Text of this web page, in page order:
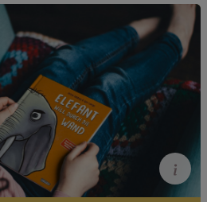
mit Familie Mummel Bedürfnisse
– witzig, bunt und gefühlvoll.
über Familienalltag, Bedürfnisse